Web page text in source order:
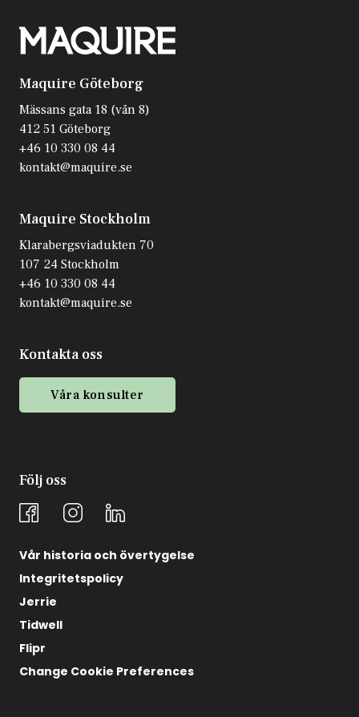
Maquire Göteborg
Mässans gata 18 (vån 8)
412 51 Göteborg
+46 10 330 08 44
kontakt@maquire.se
Maquire Stockholm
Klarabergsviadukten 70
107 24 Stockholm
+46 10 330 08 44
kontakt@maquire.se
Kontakta oss
Våra konsulter
Följ oss
Vår historia och övertygelse
Integritetspolicy
Jerrie
Tidwell
Flipr
Change Cookie Preferences